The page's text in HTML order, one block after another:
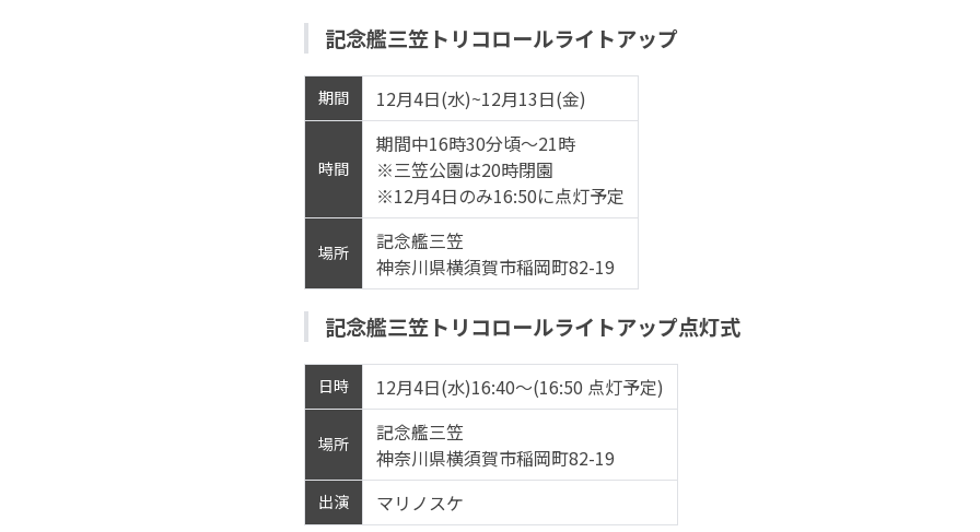
記念艦三笠トリコロールライトアップ
期間 12月4日(水)~12月13日(金)
時間
期間中16時30分頃～21時
※三笠公園は20時閉園
※12月4日のみ16:50に点灯予定
場所
記念艦三笠
神奈川県横須賀市稲岡町82-19
記念艦三笠トリコロールライトアップ点灯式
日時 12月4日(水)16:40～(16:50 点灯予定)
場所
記念艦三笠
神奈川県横須賀市稲岡町82-19
出演 マリノスケ